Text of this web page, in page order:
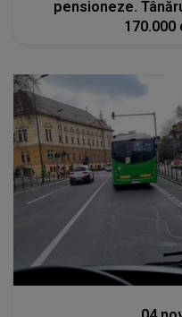
pensioneze.
170.000